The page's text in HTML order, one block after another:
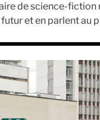
de science-fiction
et en parlent au